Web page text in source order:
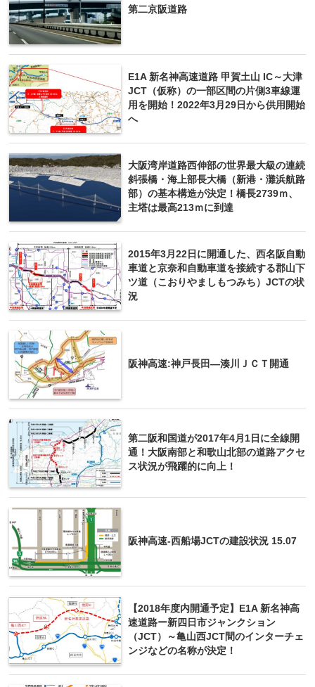
第二京阪道路
E1A 新名神高速道路 甲賀土山 IC～大津
JCT（仮称）の一部区間の片側3車線運
用を開始！2022年3月29日から供用開始
へ
大阪湾岸道路西伸部の世界最大級の連続
斜張橋・海上部長大橋（新港・灘浜航路
部）の基本構造が決定！橋長2739ｍ、
主塔は最高213ｍに到達
2015年3月22日に開通した、西名阪自動
車道と京奈和自動車道を接続する郡山下
ツ道（こおりやましもつみち）JCTの状
況
阪神高速:神戸長田―湊川ＪＣＴ開通
第二阪和国道が2017年4月1日に全線開
通！大阪南部と和歌山北部の道路アクセ
ス状況が飛躍的に向上！
阪神高速-西船場JCTの建設状況 15.07
【2018年度内開通予定】E1A 新名神高
速道路ー新四日市ジャンクション
（JCT）～亀山西JCT間のインターチェ
ンジなどの名称が決定！